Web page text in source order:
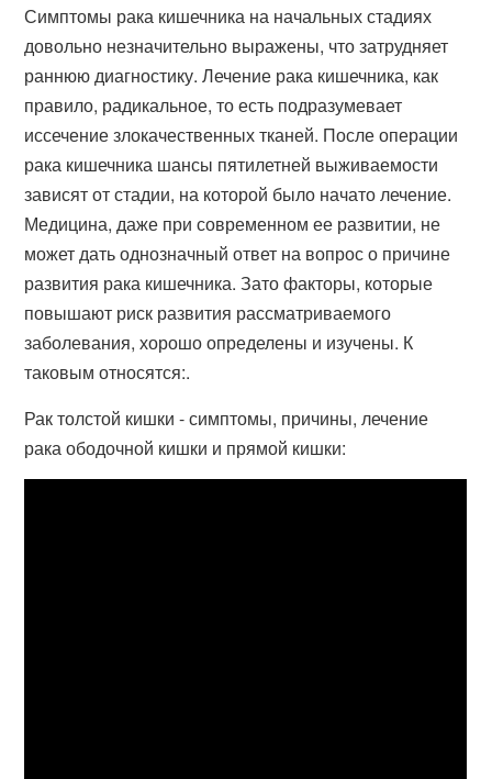
Симптомы рака кишечника на начальных стадиях
довольно незначительно выражены, что затрудняет
раннюю диагностику. Лечение рака кишечника, как
правило, радикальное, то есть подразумевает
иссечение злокачественных тканей. После операции
рака кишечника шансы пятилетней выживаемости
зависят от стадии, на которой было начато лечение.
Медицина, даже при современном ее развитии, не
может дать однозначный ответ на вопрос о причине
развития рака кишечника. Зато факторы, которые
повышают риск развития рассматриваемого
заболевания, хорошо определены и изучены. К
таковым относятся:.
Рак толстой кишки - симптомы, причины, лечение
рака ободочной кишки и прямой кишки: